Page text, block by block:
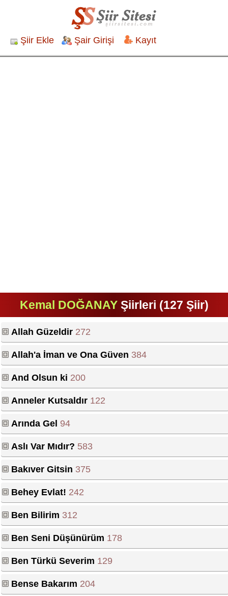
Şiir Ekle Şair Girişi Kayıt
Kemal DOĞANAYŞiirleri (127 Şiir)
Allah Güzeldir 272
Allah'a İman ve Ona Güven 384
And Olsun ki 200
Anneler Kutsaldır 122
Arında Gel 94
Aslı Var Mıdır? 583
Bakıver Gitsin 375
Behey Evlat! 242
Ben Bilirim 312
Ben Seni Düşünürüm 178
Ben Türkü Severim 129
Bense Bakarım 204